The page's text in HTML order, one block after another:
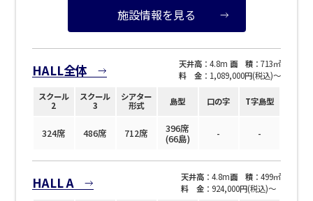
<strong><a style="color: blue; text-decoration:
underline;" href="https://www.s-park.jp/">「s-
park</a>」</a></strong>（公財）東京都道路整備保全
公社 管理運営サイト</strong>
施設情報を見る
HALL全体 天井高 ：4.8m 面 積 ：713㎡
料 金 ：1,089,000円(税込)〜
スクール
2
スクール
3
シアター
形式
島型 口の字 T字島型
324席 486席 712席 396席
(66島) - -
HALL A 天井高 ：4.8m面 積 ：499㎡
料 金 ：924,000円(税込)〜
ベルサール六本木グランドコンファレンスセンター
ベルサール六本木
ベルサール芝公園
ベルサール汐留
ベルサール東京汐留コンファレンスセンター
ベルサール三田ガーデン
有明・羽田エリア
東京ガーデンシアター
ベルサール有明コンファレンスセンター
ベルサール羽田空港
日時
日付／開始・終了時間から選ぶ